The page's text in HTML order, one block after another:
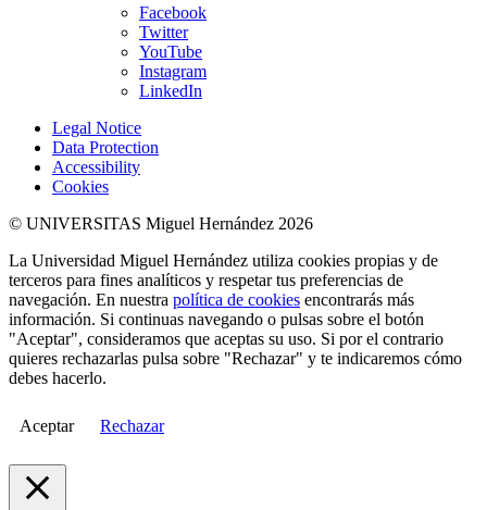
Facebook
Twitter
YouTube
Instagram
LinkedIn
Legal Notice
Data Protection
Accessibility
Cookies
© UNIVERSITAS Miguel Hernández 2026
La Universidad Miguel Hernández utiliza cookies propias y de
terceros para fines analíticos y respetar tus preferencias de
navegación. En nuestra política de cookies encontrarás más
información. Si continuas navegando o pulsas sobre el botón
"Aceptar", consideramos que aceptas su uso. Si por el contrario
quieres rechazarlas pulsa sobre "Rechazar" y te indicaremos cómo
debes hacerlo.
Aceptar Rechazar